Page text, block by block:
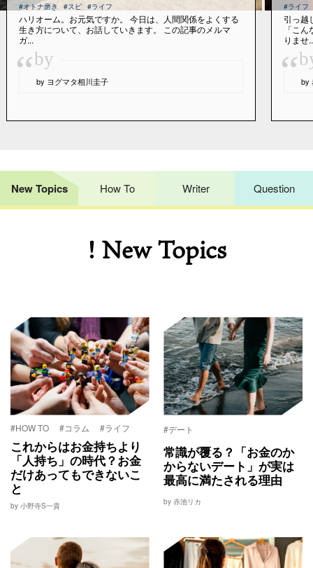
#オトナ磨き #スピ #ライフ
ハリオーム。お元気ですか。 今日は、人間関係をよくする
生き方について、お話していきます。 この記事のメルマ
ガ...
“by
by ヨグマタ相川圭子
#ライフ
引っ越
「こ
りませ
“ by
New Topics How To Writer Question
! New Topics
#HOW TO #コラム #ライフ
これからはお金持ちより
「人持ち」の時代？お金
だけあってもできないこ
と
by 小野寺S一貴
#デート
常識が覆る？「お金のか
からないデート」が実は
最高に満たされる理由
by 赤池リカ